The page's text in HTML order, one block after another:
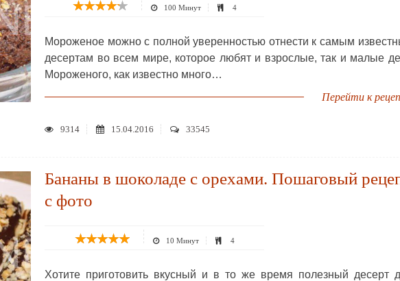
100 Минут 4
Мороженое можно с полной уверенностью отнести к самым
десертам во всем мире, которое любят и взрослые, так и малые
Мороженого, как известно много…
Перейти к
9314 15.04.2016 33545
Бананы в шоколаде с орехами. Пошаговый
с фото
10 Минут 4
Хотите приготовить вкусный и в то же время полезный десерт